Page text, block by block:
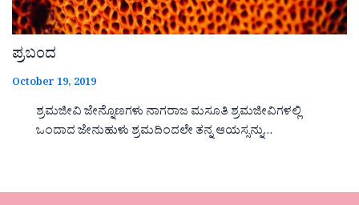
ಪ್ರಬಂದ
October 19, 2019
ಶ್ರಮಜೀವಿ ಜೇನ್ನೊಣಗಳು ನಾಗರಾಜ ಮಸೂತಿ ಶ್ರಮಜೀವಿಗಳಲ್ಲಿ
ಒಂದಾದ ಜೇನುಹುಳು ಶ್ರಮದಿಂದಲೇ ತನ್ನ ಆಯಸ್ಸನ್ನು…